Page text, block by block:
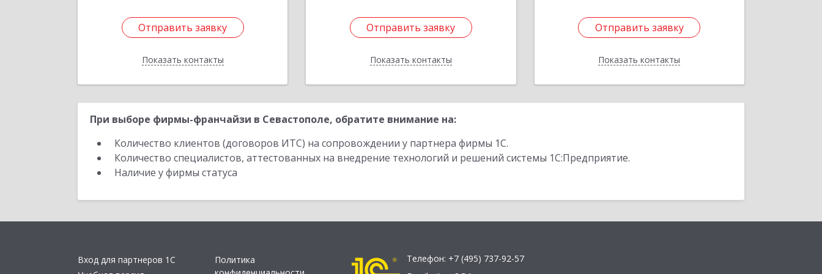
Отправить заявку
Показать контакты
Отправить заявку
Назад
Отправить заявку
Показать контакты
Отправить заявку
Назад
Отправить заявку
Показать контакты
Отправить заявку
Назад
При выборе фирмы-франчайзи в Севастополе, обратите внимание на:
Количество клиентов (договоров ИТС) на сопровождении у партнера фирмы 1С.
Количество специалистов, аттестованных на внедрение технологий и решений системы 1С:Предприятие.
Наличие у фирмы статуса
Вход для партнеров 1С
Политика
Телефон: +7 (495) 737-92-57